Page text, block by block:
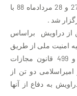
اللهی گنابادی در روزهای سه شنبه و چهارشنبه 27 و 28 مردادماه 88 با
شد .
از دراویش براساس
امنیت ملی از طریق
تشکیل گروههای غیرقانونی موضوع مواد 498 و 499 قانون مجازات
امیراسلامی دو تن از
به دفاع از آنها